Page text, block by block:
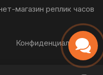
магазин реплик часов
Конфиденциальность